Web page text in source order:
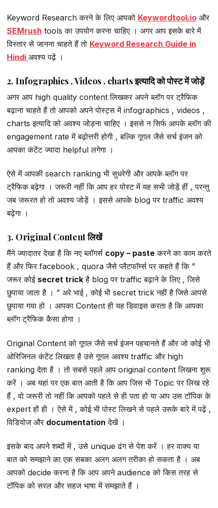
Keyword Research करने के लिए आपको Keywordtool.io और
SEMrush tools का उपयोग करना चाहिए । अगर आप इसके बारे में
विस्तार से जानना चाहते हैं तो Keyword Research Guide in
Hindi अवश्य पढ़ें ।
2. Infographics , Videos , charts इत्यादि को पोस्ट में जोड़ें
अगर आप high quality content लिखकर अपने ब्लॉग पर ट्रैफिक
बढ़ाना चाहते हैं तो आपको अपने पोस्ट्स में infographics , videos ,
charts इत्यादि को अवश्य जोड़ना चाहिए । इससे न सिर्फ आपके ब्लॉग की
engagement rate में बढ़ोत्तरी होगी , बल्कि गूगल जैसे सर्च इंजन को
आपका कंटेंट ज्यादा helpful लगेगा ।
ऐसे में आपकी search ranking भी सुधरेगी और आपके ब्लॉग पर
ट्रैफिक बढ़ेगा । जरूरी नहीं कि आप हर पोस्ट में यह सभी जोड़ें हीं , परन्तु
जब जरूरत हो तो अवश्य जोड़ें । इससे आपके blog पर traffic अवश्य
बढ़ेगा ।
3. Original Content लिखें
मैंने ज्यादातर देखा है कि नए ब्लॉगर्स copy – paste करने का काम करते
हैं और फिर facebook , quora जैसे प्लैटफॉर्म्स पर कहते हैं कि ”
जरूर कोई secret trick है blog पर traffic बढ़ाने के लिए , जिसे
छुपाया जाता है । ” अरे भाई , कोई भी secret trick नहीं है जिसे आपसे
छुपाया गया हो । आपका Content ही यह डिवाइस करता है कि आपका
ब्लॉग ट्रैफिक कैसा होगा ।
Original Content को गूगल जैसे सर्च इंजन पहचानते हैं और जो कोई भी
ओरिजिनल कंटेंट लिखता है उसे गूगल अवश्य traffic और high
ranking देता है । तो सबसे पहले आप original content लिखना शुरू
करें । अब यहां पर एक बात आती है कि आप जिस भी Topic पर लिख रहे
हैं , वो जरूरी तो नहीं कि आपको पहले से ही पता हो या आप उस टॉपिक के
expert हों ही । ऐसे में , कोई भी पोस्ट लिखने से पहले उसके बारे में पढ़ें ,
विडियोज और documentation देखें ।
इसके बाद अपने शब्दों में , उसे unique ढंग से पेश करें । हर वाक्य या
बात को समझाने का एक सबका अलग अलग तरीका हो सकता है । अब
आपको decide करना है कि आप अपने audience को किस तरह से
टॉपिक को सरल और सहज भाषा में समझाते हैं ।